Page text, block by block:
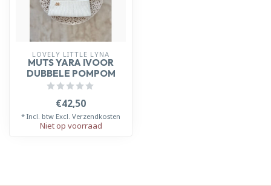
LOVELY LITTLE LYNA
MUTS YARA IVOOR
DUBBELE POMPOM
€42,50
* Incl. btw Excl. Verzendkosten
Niet op voorraad